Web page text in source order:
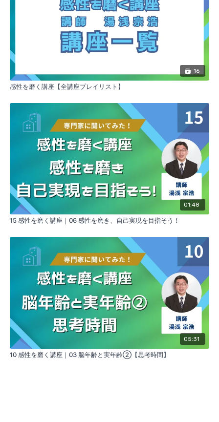
16
感性を磨く講座【全講座プレイリスト】
01:48
15 感性を磨く講座｜06 感性を磨き、自己実現を目指そう！
05:31
10 感性を磨く講座｜03 脳年齢と実年齢②【思考時間】